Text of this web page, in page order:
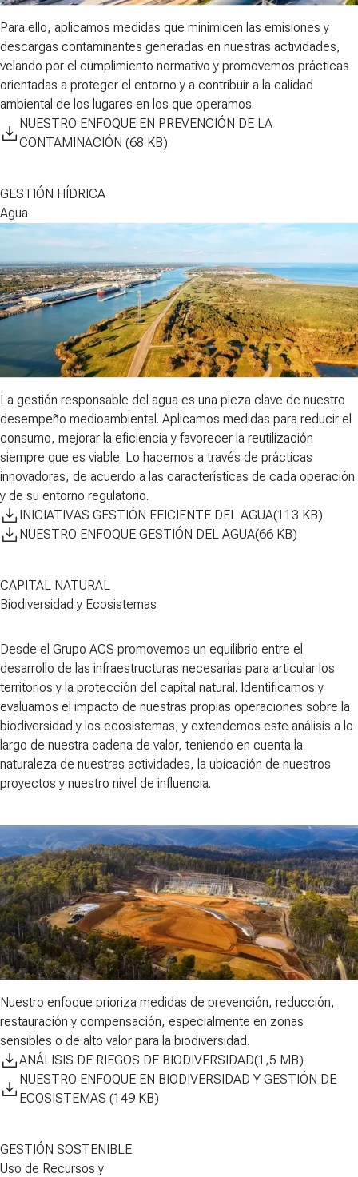
Para ello, aplicamos medidas que minimicen las emisiones y
descargas contaminantes generadas en nuestras actividades,
velando por el cumplimiento normativo y promovemos prácticas
orientadas a proteger el entorno y a contribuir a la calidad
ambiental de los lugares en los que operamos.
NUESTRO ENFOQUE EN PREVENCIÓN DE LA
CONTAMINACIÓN (68 KB)
GESTIÓN HÍDRICA
Agua
La gestión responsable del agua es una pieza clave de nuestro
desempeño medioambiental. Aplicamos medidas para reducir el
consumo, mejorar la eficiencia y favorecer la reutilización
siempre que es viable. Lo hacemos a través de prácticas
innovadoras, de acuerdo a las características de cada operación
y de su entorno regulatorio.
INICIATIVAS GESTIÓN EFICIENTE DEL AGUA(113 KB)
NUESTRO ENFOQUE GESTIÓN DEL AGUA(66 KB)
CAPITAL NATURAL
Biodiversidad y Ecosistemas
Desde el Grupo ACS promovemos un equilibrio entre el
desarrollo de las infraestructuras necesarias para articular los
territorios y la protección del capital natural . Identificamos y
evaluamos el impacto de nuestras propias operaciones sobre la
biodiversidad y los ecosistemas, y extendemos este análisis a lo
largo de nuestra cadena de valor, teniendo en cuenta la
naturaleza de nuestras actividades, la ubicación de nuestros
proyectos y nuestro nivel de influencia.
Nuestro enfoque prioriza medidas de prevención, reducción,
restauración y compensación, especialmente en zonas
sensibles o de alto valor para la biodiversidad.
ANÁLISIS DE RIEGOS DE BIODIVERSIDAD(1,5 MB)
NUESTRO ENFOQUE EN BIODIVERSIDAD Y GESTIÓN DE
ECOSISTEMAS (149 KB)
GESTIÓN SOSTENIBLE
Uso de Recursos y